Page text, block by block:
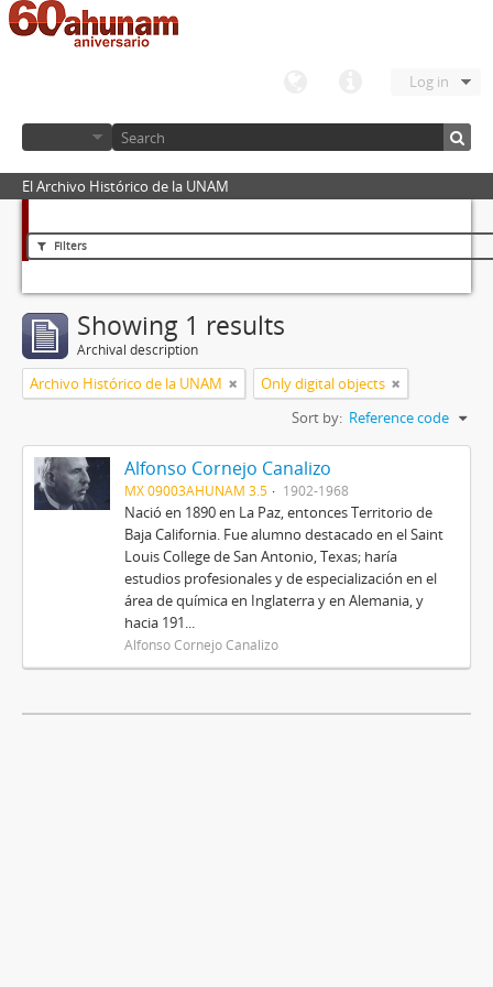
Log in
El Archivo Histórico de la UNAM
Filters
Showing 1 results
Archival description
Archivo Histórico de la UNAM
Only digital objects
Sort by: Reference code
Alfonso Cornejo Canalizo
MX 09003AHUNAM 3.5 1902-1968
Nació en 1890 en La Paz, entonces Territorio de
Baja California. Fue alumno destacado en el Saint
Louis College de San Antonio, Texas; haría
estudios profesionales y de especialización en el
área de química en Inglaterra y en Alemania, y
hacia 191...
Alfonso Cornejo Canalizo